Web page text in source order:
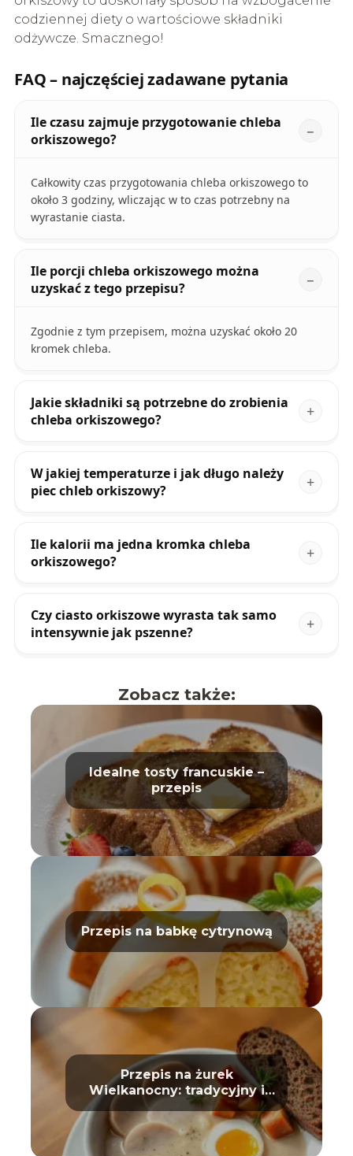
codziennej diety o wartościowe składniki
odżywcze. Smacznego!
FAQ – najczęściej zadawane pytania
Ile czasu zajmuje przygotowanie chleba
orkiszowego?
Całkowity czas przygotowania chleba orkiszowego to
około 3 godziny, wliczając w to czas potrzebny na
wyrastanie ciasta.
Ile porcji chleba orkiszowego można
uzyskać z tego przepisu?
Zgodnie z tym przepisem, można uzyskać około 20
kromek chleba.
Jakie składniki są potrzebne do zrobienia
chleba orkiszowego?
W jakiej temperaturze i jak długo należy
piec chleb orkiszowy?
Ile kalorii ma jedna kromka chleba
orkiszowego?
Czy ciasto orkiszowe wyrasta tak samo
intensywnie jak pszenne?
Zobacz także:
Idealne tosty francuskie –
przepis
Przepis na babkę cytrynową
Przepis na żurek
Wielkanocny: tradycyjny i
prosty